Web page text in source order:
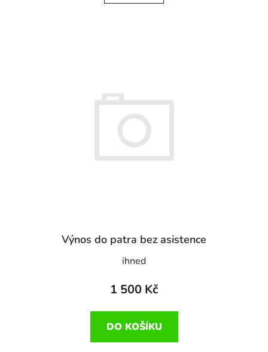
Výnos do patra bez asistence
ihned
1 500 Kč
DO KOŠÍKU